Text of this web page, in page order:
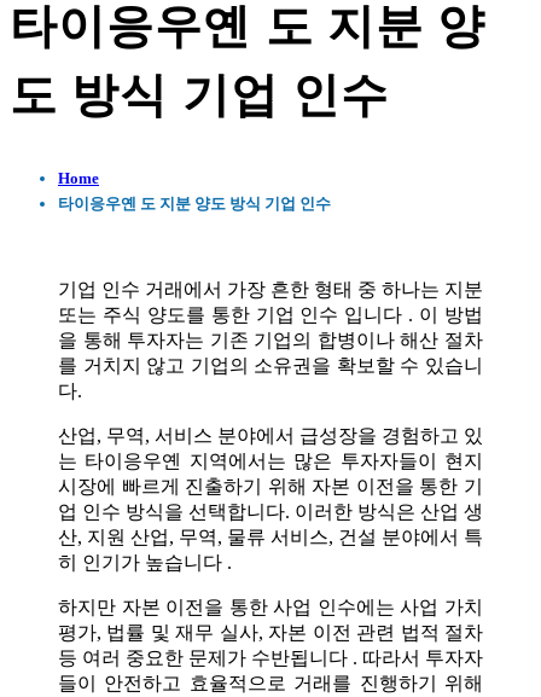
타이응우옌 도 지분 양
도 방식 기업 인수
Home
타이응우옌 도 지분 양도 방식 기업 인수
기업 인수 거래에서 가장 흔한 형태 중 하나는 지분
또는 주식 양도를 통한 기업 인수 입니다 . 이 방법
을 통해 투자자는 기존 기업의 합병이나 해산 절차
를 거치지 않고 기업의 소유권을 확보할 수 있습니
다.
산업, 무역, 서비스 분야에서 급성장을 경험하고 있
는 타이응우옌 지역에서는 많은 투자자들이 현지
시장에 빠르게 진출하기 위해 자본 이전을 통한 기
업 인수 방식을 선택합니다. 이러한 방식은 산업 생
산, 지원 산업, 무역, 물류 서비스, 건설 분야에서 특
히 인기가 높습니다 .
하지만 자본 이전을 통한 사업 인수에는 사업 가치
평가, 법률 및 재무 실사, 자본 이전 관련 법적 절차
등 여러 중요한 문제가 수반됩니다 . 따라서 투자자
들이 안전하고 효율적으로 거래를 진행하기 위해